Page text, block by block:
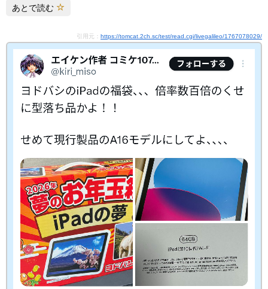
あとで読む
引用元： https://tomcat.2ch.sc/test/read.cgi/livegalileo/1767078029/